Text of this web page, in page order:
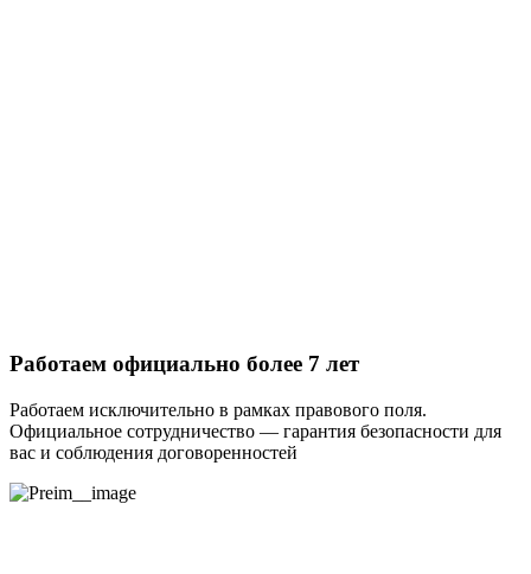
Работаем официально более 7 лет
Работаем исключительно в рамках правового поля.
Официальное сотрудничество — гарантия безопасности для
вас и соблюдения договоренностей